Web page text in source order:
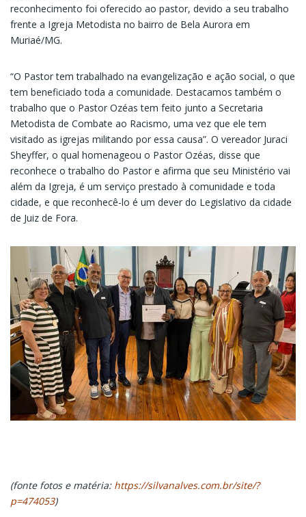
reconhecimento foi oferecido ao pastor, devido a seu trabalho
frente a Igreja Metodista no bairro de Bela Aurora em
Muriaé/MG.
“O Pastor tem trabalhado na evangelização e ação social, o que
tem beneficiado toda a comunidade. Destacamos também o
trabalho que o Pastor Ozéas tem feito junto a Secretaria
Metodista de Combate ao Racismo, uma vez que ele tem
visitado as igrejas militando por essa causa”. O vereador Juraci
Sheyffer, o qual homenageou o Pastor Ozéas, disse que
reconhece o trabalho do Pastor e afirma que seu Ministério vai
além da Igreja, é um serviço prestado à comunidade e toda
cidade, e que reconhecê-lo é um dever do Legislativo da cidade
de Juiz de Fora.
(fonte fotos e matéria: https://silvanalves.com.br/site/?
p=474053)